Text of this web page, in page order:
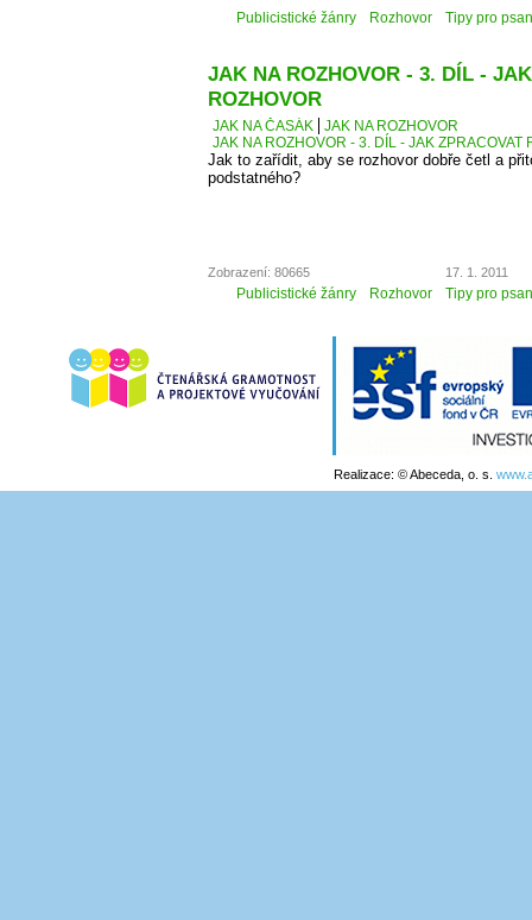
Publicistické žánry Rozhovor Tipy pro
JAK NA ROZHOVOR - 3. DÍL -
ROZHOVOR
JAK NA ČASÁK
JAK NA ROZHOVOR
JAK NA ROZHOVOR - 3. DÍL - JAK ZPRACOVAT
Jak to zařídit, aby se rozhovor dobře četl a
podstatného?
Zobrazení: 80665 17. 1. 2011
Publicistické žánry Rozhovor Tipy pro
Realizace: © Abeceda, o. s.